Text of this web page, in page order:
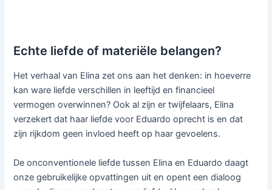
Echte liefde of materiële belangen?
Het verhaal van Elina zet ons aan het denken: in hoeverre
kan ware liefde verschillen in leeftijd en financieel
vermogen overwinnen? Ook al zijn er twijfelaars, Elina
verzekert dat haar liefde voor Eduardo oprecht is en dat
zijn rijkdom geen invloed heeft op haar gevoelens.
De onconventionele liefde tussen Elina en Eduardo daagt
onze gebruikelijke opvattingen uit en opent een dialoog